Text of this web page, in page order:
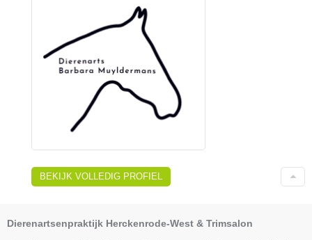
BEKIJK VOLLEDIG PROFIEL
Dierenartsenpraktijk Herckenrode-West & Trimsalon